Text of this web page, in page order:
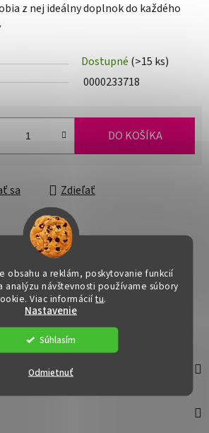
obsahu a reklám, poskytovanie funkcií
analýzu návštevnosti používame súbory
Viac informáciítu.
Nastavenie
Odmietnuť
Súhlasím
z nej ideálny doplnok do každého
Dostupné (>15 ks)
0000233718
DO KOŠÍKA
sa Zdieľať